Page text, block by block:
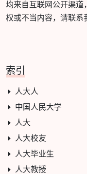
均来自互联网公开渠道
权或不当内容，请联系
索引
人大人
中国人民大学
人大
人大校友
人大毕业生
人大教授